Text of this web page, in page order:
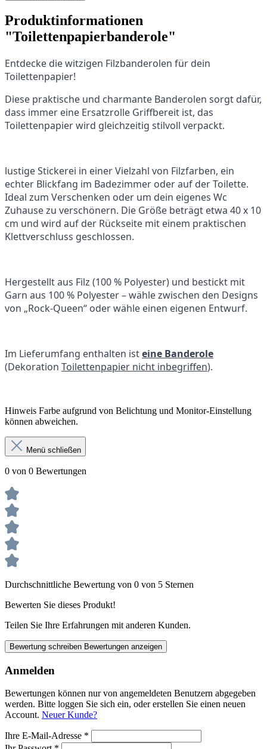
Produktinformationen
"Toilettenpapierbanderole"
Entdecke die witzigen Filzbanderolen für dein
Toilettenpapier!
Diese praktische und charmante Banderolen sorgt dafür,
dass immer eine Ersatzrolle Griffbereit ist, das
Toilettenpapier wird gleichzeitig stilvoll verpackt.
lustige Stickerei in einer Vielzahl von Filzfarben, ein
echter Blickfang im Badezimmer oder auf der Toilette.
Ideal zum Verschenken oder um dein eigenes Wc
Zuhause zu verschönern. Die Größe beträgt etwa 40 x 10
cm und wird auf der Rückseite mit einem praktischen
Klettverschluss geschlossen.
Hergestellt aus Filz (100 % Polyester) und bestickt mit
Garn aus 100 % Polyester – wähle zwischen den Designs
von „Rock-Queen“ oder wähle einen eigenen Entwurf.
Im Lieferumfang enthalten isteine Banderole
(Dekoration Toilettenpapier nicht inbegriffen).
Hinweis Farbe aufgrund von Belichtung und Monitor-Einstellung
können abweichen.
Menü schließen
0 von 0 Bewertungen
Durchschnittliche Bewertung von 0 von 5 Sternen
Bewerten Sie dieses Produkt!
Teilen Sie Ihre Erfahrungen mit anderen Kunden.
Bewertung schreiben Bewertungen anzeigen
Anmelden
Bewertungen können nur von angemeldeten Benutzern abgegeben
werden. Bitte loggen Sie sich ein, oder erstellen Sie einen neuen
Account. Neuer Kunde?
Ihre E-Mail-Adresse *